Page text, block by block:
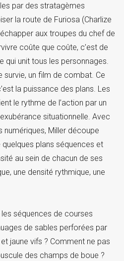
par des stratagèmes
la route de Furiosa (Charlize
aux troupes du chef de
coûte que coûte, c’est de
qui unit tous les personnages.
survie, un film de combat. Ce
la puissance des plans. Les
le rythme de l’action par un
situationnelle. Avec
Miller découpe
plans séquences et
au sein de chacun de ses
une densité rythmique, une
séquences de courses
de sables perforées par
jaune vifs ? Comment ne pas
des champs de boue ?